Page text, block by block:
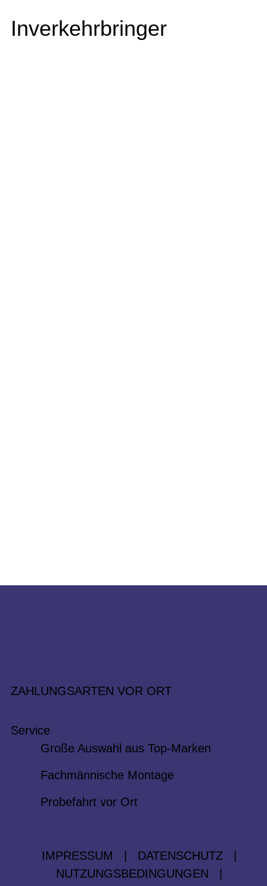
Inverkehrbringer
ZAHLUNGSARTEN VOR ORT
Service
Große Auswahl aus Top-Marken
Fachmännische Montage
Probefahrt vor Ort
IMPRESSUM DATENSCHUTZ
NUTZUNGSBEDINGUNGEN